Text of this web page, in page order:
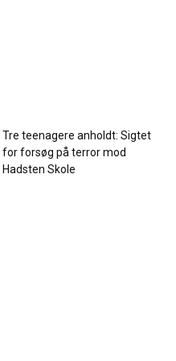
Tre teenagere anholdt: Sigtet
for forsøg på terror mod
Hadsten Skole